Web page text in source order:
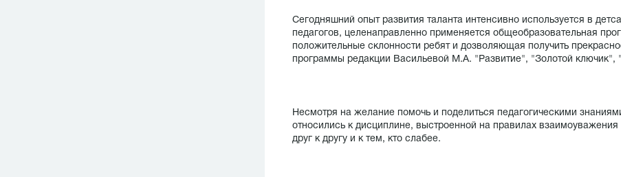
Сегодняшний опыт развития таланта интенсивно используется в
педагогов, целенаправленно применяется общеобразовательная
положительные склонности ребят и дозволяющая получить
программы редакции Васильевой М.А. "Развитие", "Золотой ключик",
Несмотря на желание помочь и поделиться педагогическими
относились к дисциплине, выстроенной на правилах
друг к другу и к тем, кто слабее.